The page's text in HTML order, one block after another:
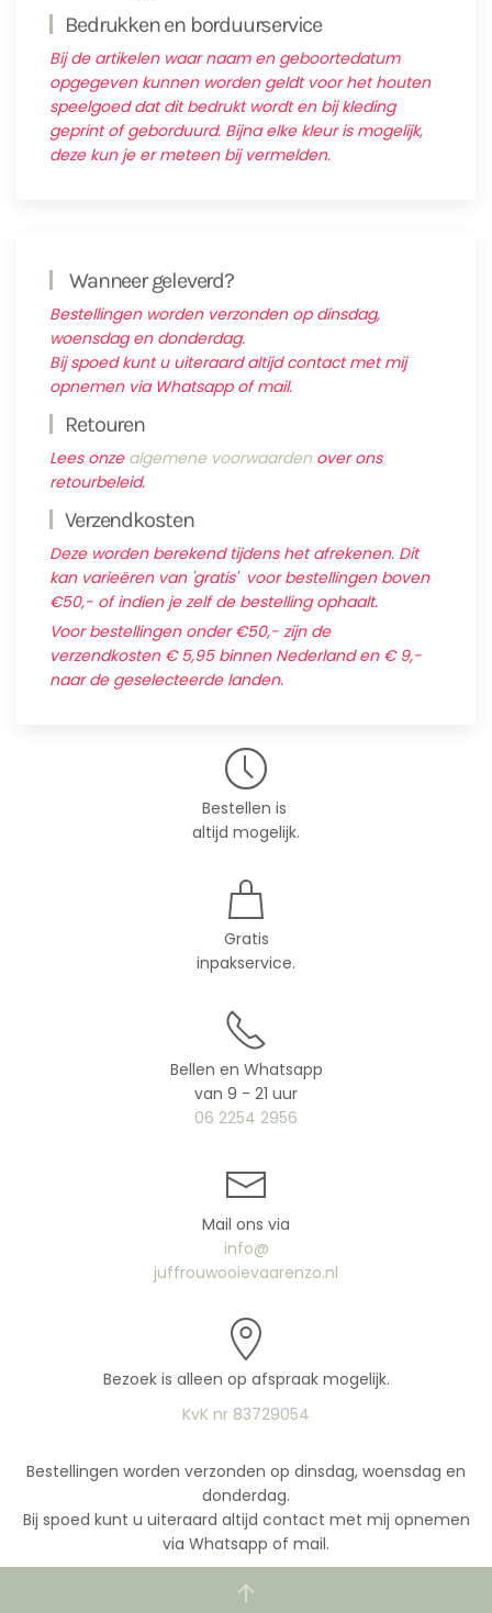
Bedrukken en borduurservice
Bij de artikelen waar naam en geboortedatum
opgegeven kunnen worden geldt voor het houten
speelgoed dat dit bedrukt wordt en bij kleding
geprint of geborduurd. Bijna elke kleur is mogelijk,
deze kun je er meteen bij vermelden.
Wanneer geleverd?
Bestellingen worden verzonden op dinsdag,
woensdag en donderdag.
Bij spoed kunt u uiteraard altijd contact met mij
opnemen via Whatsapp of mail.
Retouren
Lees onze algemene voorwaarden over ons
retourbeleid.
Verzendkosten
Deze worden berekend tijdens het afrekenen. Dit
kan varieëren van 'gratis' voor bestellingen boven
€50,- of indien je zelf de bestelling ophaalt.
Voor bestellingen onder €50,- zijn de
verzendkosten € 5,95 binnen Nederland en € 9,-
naar de geselecteerde landen.
Bestellen is
altijd mogelijk.
Gratis
inpakservice.
Bellen en Whatsapp
van 9 - 21 uur
06 2254 2956
Mail ons via
info@
juffrouwooievaarenzo.nl
Bezoek is alleen op afspraak mogelijk.
KvK nr 83729054
Bestellingen worden verzonden op dinsdag, woensdag en
donderdag.
Bij spoed kunt u uiteraard altijd contact met mij opnemen
via Whatsapp of mail.